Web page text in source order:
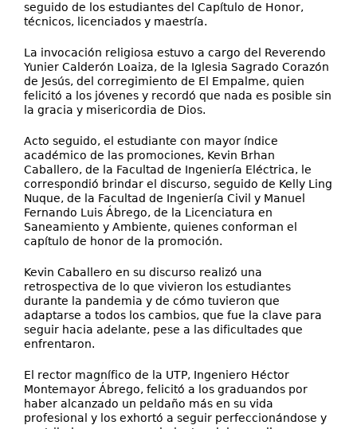
seguido de los estudiantes del Capítulo de Honor,
técnicos, licenciados y maestría.
La invocación religiosa estuvo a cargo del Reverendo
Yunier Calderón Loaiza, de la Iglesia Sagrado Corazón
de Jesús, del corregimiento de El Empalme, quien
felicitó a los jóvenes y recordó que nada es posible sin
la gracia y misericordia de Dios.
Acto seguido, el estudiante con mayor índice
académico de las promociones, Kevin Brhan
Caballero, de la Facultad de Ingeniería Eléctrica, le
correspondió brindar el discurso, seguido de Kelly Ling
Nuque, de la Facultad de Ingeniería Civil y Manuel
Fernando Luis Ábrego, de la Licenciatura en
Saneamiento y Ambiente, quienes conforman el
capítulo de honor de la promoción.
Kevin Caballero en su discurso realizó una
retrospectiva de lo que vivieron los estudiantes
durante la pandemia y de cómo tuvieron que
adaptarse a todos los cambios, que fue la clave para
seguir hacia adelante, pese a las dificultades que
enfrentaron.
El rector magnífico de la UTP, Ingeniero Héctor
Montemayor Ábrego, felicitó a los graduandos por
haber alcanzado un peldaño más en su vida
profesional y los exhortó a seguir perfeccionándose y